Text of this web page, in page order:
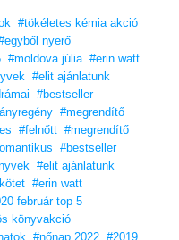
fordíthat, Vaughn
kitalált Twitter-
és a rajongókat.
vesztik, nem tudni,
üzenettel.
#tökéletes kémia akció
nyerő
#moldova júlia #erin watt
#elit ajánlatunk
#bestseller
#megrendítő
#felnőtt #megrendítő
#bestseller
#elit ajánlatunk
#erin watt
február top 5
könyvakció
#nőnap 2022 #2019